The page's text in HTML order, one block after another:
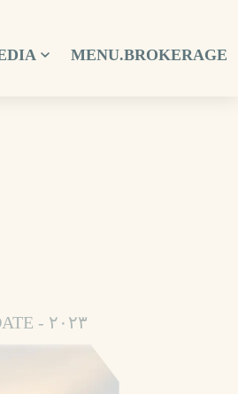
MENU.BROKERAGE
VALIDATION_MESSAGES.DELIVERY_DATE - ٢۰٢۳